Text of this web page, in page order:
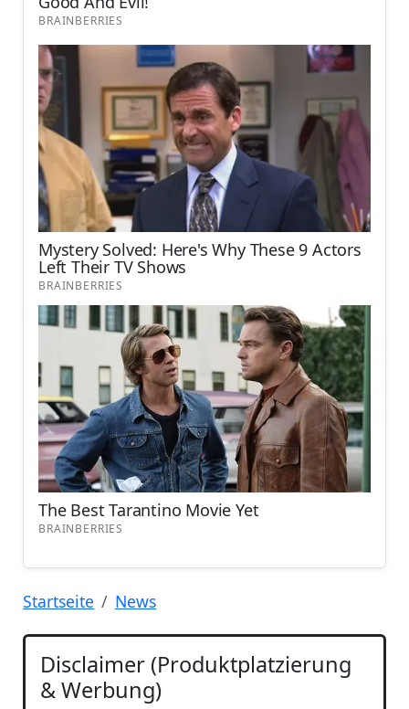
Startseite News
Disclaimer (Produktplatzierung
& Werbung)